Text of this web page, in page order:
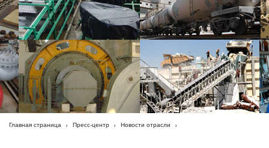
Главная страница Пресс-центр Новости отрасли